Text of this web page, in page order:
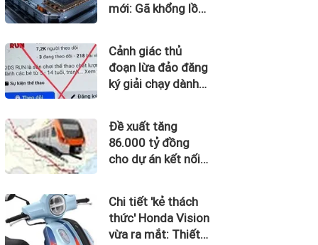
mới: Gã khổng lồ
pin cho phép sạc 1
lần đi từ Hà Nội
đến TP.HCM
Cảnh giác thủ
đoạn lừa đảo đăng
ký giải chạy dành
Đề xuất tăng
86.000 tỷ đồng
cho dự án kết nối
hùng quan Tây
Bắc”
Chi tiết 'kẻ thách
thức' Honda Vision
vừa ra mắt: Thiết